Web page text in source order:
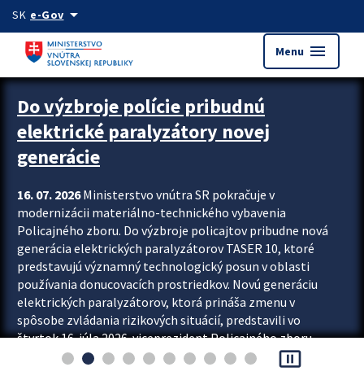
Preskocit na hlavný obsah
SK e-Govarrow_drop_down
Menu menu
Zastavit automatický posun upútavok
Do výzbroje polície pribudnú
elektrické paralyzátory novej
generácie
16. 07. 2026Ministerstvo vnútra SR pokračuje v
modernizácii materiálno-technického vybavenia
Policajného zboru. Do výzbroje policajtov pribudne nová
generácia elektrických paralyzátorov TASER 10, ktoré
predstavujú významný technologický posun v oblasti
používania donucovacích prostriedkov. Novú generáciu
elektrických paralyzátorov, ktorá prináša zmenu v
spôsobe zvládania rizikových situácií, predstavili vo
štvrtok 16. júla 2026 viceprezident Policajného zboru
Rastislav Polakovič a riaditeľ odboru výcviku...
pause_presentation